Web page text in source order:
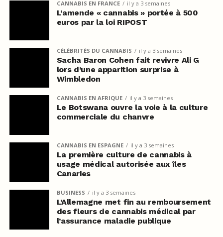
CANNABIS EN FRANCE il y a 3 semaines
L’amende « cannabis » portée à 500
euros par la loi RIPOST
CÉLÉBRITÉS DU CANNABIS il y a 3 semaines
Sacha Baron Cohen fait revivre Ali G
lors d’une apparition surprise à
Wimbledon
CANNABIS EN AFRIQUE il y a 3 semaines
Le Botswana ouvre la voie à la culture
commerciale du chanvre
CANNABIS EN ESPAGNE il y a 3 semaines
La première culture de cannabis à
usage médical autorisée aux îles
Canaries
BUSINESS il y a 3 semaines
L’Allemagne met fin au remboursement
des fleurs de cannabis médical par
l’assurance maladie publique